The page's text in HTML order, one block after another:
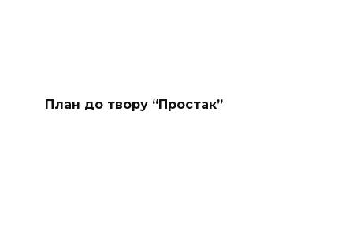
План до твору “Простак”